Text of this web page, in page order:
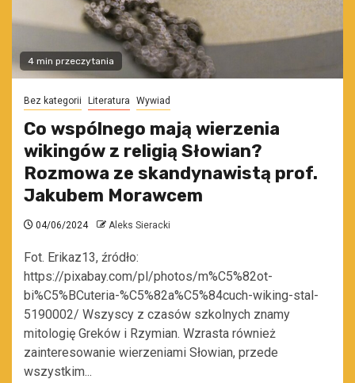
4 min przeczytania
Bez kategorii Literatura Wywiad
Co wspólnego mają wierzenia
wikingów z religią Słowian?
Rozmowa ze skandynawistą prof.
Jakubem Morawcem
04/06/2024 Aleks Sieracki
Fot. Erikaz13, źródło:
https://pixabay.com/pl/photos/m%C5%82ot-
bi%C5%BCuteria-%C5%82a%C5%84cuch-wiking-stal-
5190002/ Wszyscy z czasów szkolnych znamy
mitologię Greków i Rzymian. Wzrasta również
zainteresowanie wierzeniami Słowian, przede
wszystkim...